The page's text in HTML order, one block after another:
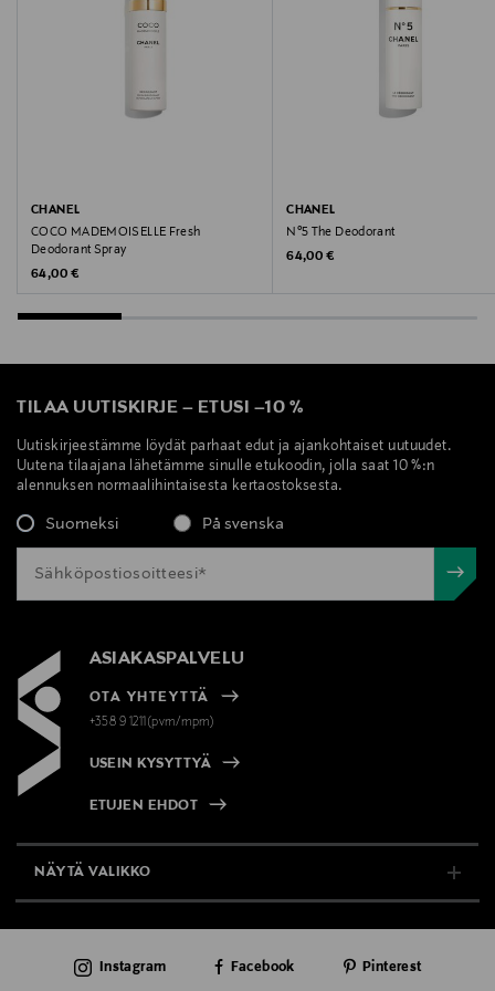
CHANEL
COCO MADEMOISELLE Fresh
Deodorant Spray
Original Price
64,00 €
CHANEL
N°5 The Deodorant
Original Price
64,00 €
TILAA UUTISKIRJE – ETUSI –10 %
Uutiskirjeestämme löydät parhaat edut ja ajankohtaiset uutuudet.
Uutena tilaajana lähetämme sinulle etukoodin, jolla saat 10 %:n
alennuksen normaalihintaisesta kertaostoksesta.
Suomeksi På svenska
ASIAKASPALVELU
OTA YHTEYTTÄ
+358 9 1211(pvm/mpm)
USEIN KYSYTTYÄ
ETUJEN EHDOT
NÄYTÄ VALIKKO
AJANKOHTAISTA
Instagram Facebook Pinterest